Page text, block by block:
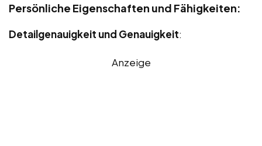
Persönliche Eigenschaften und Fähigkeiten:
Detailgenauigkeit und Genauigkeit:
Anzeige